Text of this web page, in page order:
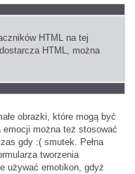
HTML na tej
HTML, można
obrazki, które mogą być
można też stosować
gdy :( smutek. Pełna
tworzenia
używać emotikon, gdyż